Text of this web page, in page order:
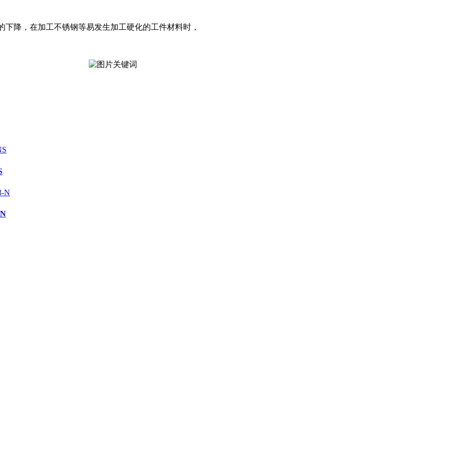
降，在加工不锈钢等易发生加工硬化的工件材料时，